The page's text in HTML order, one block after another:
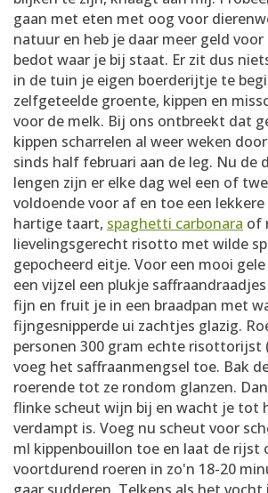
gaan met eten met oog voor
natuur en heb je daar meer geld
bedot waar je bij staat. Er zit dus
in de tuin je eigen boerderijtje te
zelfgeteelde groente, kippen en
voor de melk. Bij ons ontbreekt dat
kippen scharrelen al weer weken
sinds half februari aan de leg. Nu de
lengen zijn er elke dag wel een of
voldoende voor af en toe een
hartige taart, spaghetti carbonara of
lievelingsgerecht risotto met wilde
gepocheerd eitje. Voor een mooi
een vijzel een plukje
fijn en fruit je in een braadpan met
fijngesnipperde ui zachtjes glazig.
personen 300 gram echte risottorijst
voeg het saffraanmengsel toe. Bak
roerende tot ze rondom glanzen.
flinke scheut wijn bij en wacht je tot
verdampt is. Voeg nu scheut voor
ml kippenbouillon toe en laat de rijst
voortdurend roeren in zo'n 18-20